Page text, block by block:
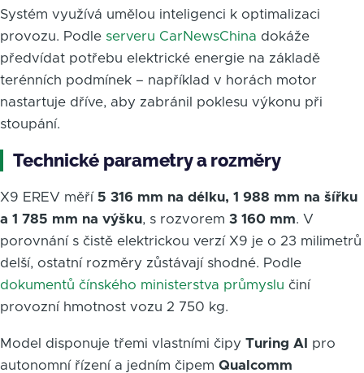
Systém využívá umělou inteligenci k optimalizaci
provozu. Podle serveru CarNewsChina dokáže
předvídat potřebu elektrické energie na základě
terénních podmínek – například v horách motor
nastartuje dříve, aby zabránil poklesu výkonu při
stoupání.
Technické parametry a rozměry
X9 EREV měří 5 316 mm na délku, 1 988 mm na šířku
a 1 785 mm na výšku, s rozvorem 3 160 mm. V
porovnání s čistě elektrickou verzí X9 je o 23 milimetrů
delší, ostatní rozměry zůstávají shodné. Podle
dokumentů čínského ministerstva průmyslu činí
provozní hmotnost vozu 2 750 kg.
Model disponuje třemi vlastními čipy Turing AI
pro
autonomní řízení a jedním čipem Qualcomm